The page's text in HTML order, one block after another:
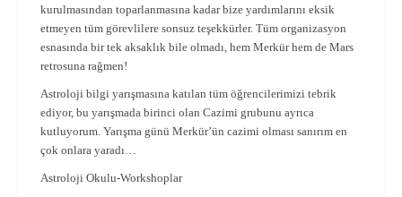
kurulmasından toparlanmasına kadar bize yardımlarını eksik
etmeyen tüm görevlilere sonsuz teşekkürler. Tüm organizasyon
esnasında bir tek aksaklık bile olmadı, hem Merkür hem de Mars
retrosuna rağmen!
Astroloji bilgi yarışmasına katılan tüm öğrencilerimizi tebrik
ediyor, bu yarışmada birinci olan Cazimi grubunu ayrıca
kutluyorum. Yarışma günü Merkür’ün cazimi olması sanırım en
çok onlara yaradı…
Astroloji Okulu-Workshoplar